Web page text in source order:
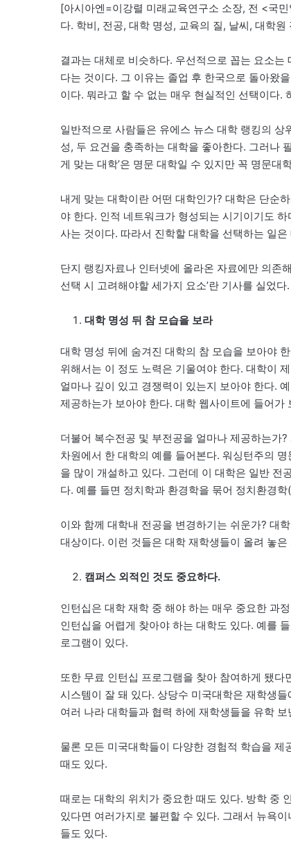
[아시아엔=이강렬 미래교육연구소 소장, 전 <국
다. 학비, 전공, 대학 명성, 교육의 질, 날씨, 대학
결과는 대체로 비슷하다. 우선적으로 꼽는 요소
다는 것이다. 그 이유는 졸업 후 한국으로 돌아왔
이다. 뭐라고 할 수 없는 매우 현실적인 선택이다.
일반적으로 사람들은 유에스 뉴스 대학 랭킹의
성, 두 요건을 충족하는 대학을 좋아한다. 그러나
게 맞는 대학’은 명문 대학일 수 있지만 꼭 명문대
내게 맞는 대학이란 어떤 대학인가? 대학은 단순
야 한다. 인적 네트워크가 형성되는 시기이기도
사는 것이다. 따라서 진학할 대학을 선택하는 일
단지 랭킹자료나 인터넷에 올라온 자료에만 의존
선택 시 고려해야할 세가지 요소’란 기사를 실었
대학 명성 뒤 참 모습을 보라
대학 명성 뒤에 숨겨진 대학의 참 모습을 보아야
위해서는 이 정도 노력은 기울여야 한다. 대학이
얼마나 깊이 있고 경쟁력이 있는지 보아야 한다.
제공하는가 보아야 한다. 대학 웹사이트에 들어가
더불어 복수전공 및 부전공을 얼마나 제공하는
차원에서 한 대학의 예를 들어본다. 워싱턴주의
을 많이 개설하고 있다. 그런데 이 대학은 일반
다. 예를 들면 정치학과 환경학을 묶어 정치환경
이와 함께 대학내 전공을 변경하기는 쉬운가? 대
대상이다. 이런 것들은 대학 재학생들이 올려 놓
캠퍼스 외적인 것도 중요하다.
인턴십은 대학 재학 중 해야 하는 매우 중요한 과
인턴십을 어렵게 찾아야 하는 대학도 있다. 예를
로그램이 있다.
또한 무료 인턴십 프로그램을 찾아 참여하게 됐
시스템이 잘 돼 있다. 상당수 미국대학은 재학생
여러 나라 대학들과 협력 하에 재학생들을 유학 보
물론 모든 미국대학들이 다양한 경험적 학습을
때도 있다.
때로는 대학의 위치가 중요한 때도 있다. 방학 중
있다면 여러가지로 불편할 수 있다. 그래서 뉴욕
들도 있다.